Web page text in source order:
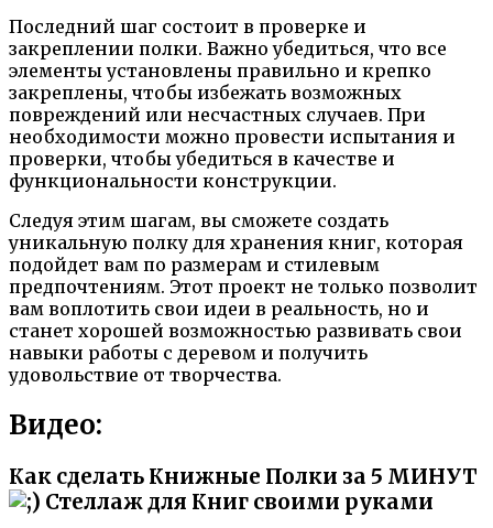
Последний шаг состоит в проверке и
закреплении полки. Важно убедиться, что все
элементы установлены правильно и крепко
закреплены, чтобы избежать возможных
повреждений или несчастных случаев. При
необходимости можно провести испытания и
проверки, чтобы убедиться в качестве и
функциональности конструкции.
Следуя этим шагам, вы сможете создать
уникальную полку для хранения книг, которая
подойдет вам по размерам и стилевым
предпочтениям. Этот проект не только позволит
вам воплотить свои идеи в реальность, но и
станет хорошей возможностью развивать свои
навыки работы с деревом и получить
удовольствие от творчества.
Видео:
Как сделать Книжные Полки за 5 МИНУТ
Стеллаж для Книг своими руками